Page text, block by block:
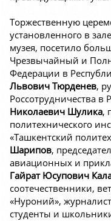
Торжественную
установленного в
музея, посетило
Чрезвычайный и
Федерации в
Львович Тюрденев,
Россотрудничества в
Николаевич Шулика,
политехнического
«Ташкентский
Шарипов,
авиационных и
Гайрат Юсупович
соотечественники,
«Нуроний»,
студенты и